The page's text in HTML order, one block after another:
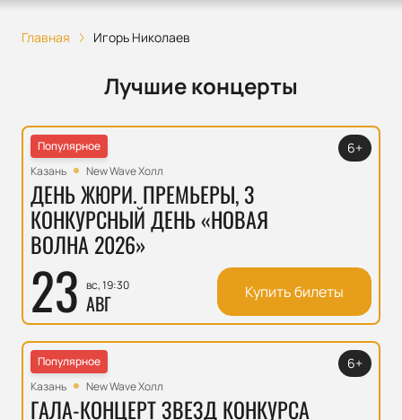
Главная Игорь Николаев
Лучшие концерты
Популярное
Казань
New Wave Холл
ДЕНЬ ЖЮРИ. ПРЕМЬЕРЫ, 3
КОНКУРСНЫЙ ДЕНЬ «НОВАЯ
ВОЛНА 2026»
23 вс, 19:30
АВГ
6+
Купить билеты
Популярное
Казань
New Wave Холл
ГАЛА-КОНЦЕРТ ЗВЕЗД КОНКУРСА
6+